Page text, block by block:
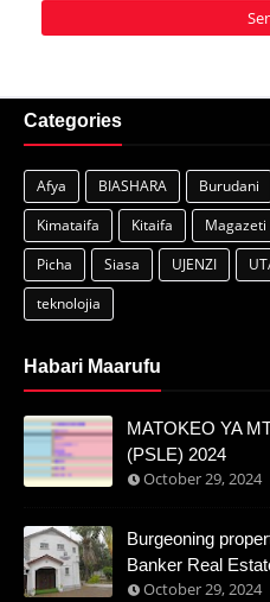
Categories
Afya BIASHARA Burudani
Kimataifa
Kitaifa Magazeti
Picha
Siasa UJENZI
teknolojia
Habari Maarufu
MATOKEO YA
(PSLE) 2024
October 29, 2024
Burgeoning
Banker Real
October 29, 2024